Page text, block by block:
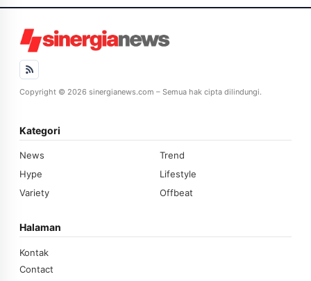
Copyright © 2026 sinergianews.com – Semua hak cipta dilindungi.
Kategori
News
Trend
Hype
Lifestyle
Variety
Offbeat
Halaman
Kontak
Contact